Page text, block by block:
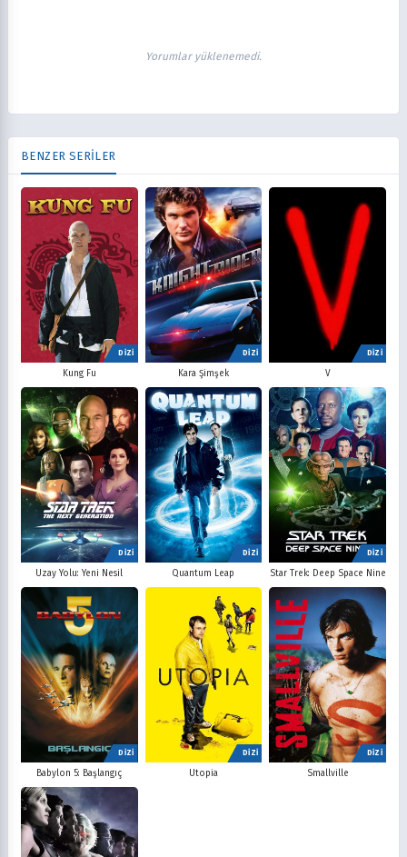
Yorumlar yüklenemedi.
BENZER SERİLER
DİZİ
Kung Fu
DİZİ
Kara Şimşek
DİZİ
V
DİZİ
Uzay Yolu: Yeni Nesil
DİZİ
Quantum Leap
DİZİ
Star Trek: Deep Space Nine
DİZİ
Babylon 5: Başlangıç
DİZİ
Utopia
DİZİ
Smallville